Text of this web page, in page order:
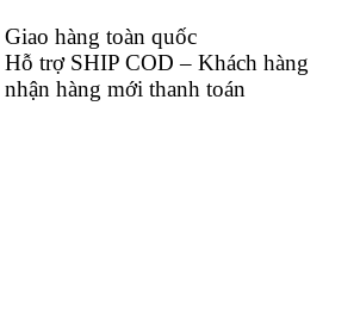
Giao hàng toàn quốc
Hỗ trợ SHIP COD – Khách hàng
nhận hàng mới thanh toán